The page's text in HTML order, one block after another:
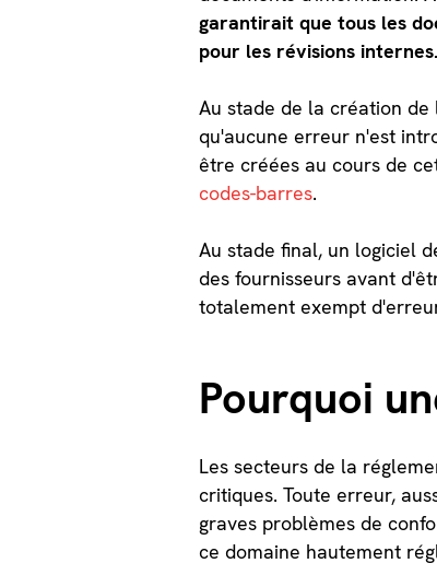
garantirait que tous les
pour les révisions internes.
Au stade de la création
qu'aucune erreur n'est
être créées au cours de
codes-barres.
Au stade final, un logiciel
des fournisseurs avant
totalement exempt
Pourquoi
Les secteurs de la
critiques. Toute erreur,
graves problèmes de
ce domaine hautement